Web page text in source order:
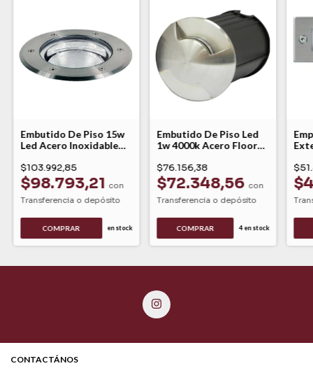
Embutido De Piso 15w
Led Acero Inoxidable
$103.992,85
$98.793,21 con
Transferencia o depósito
COMPRAR en stock
Embutido De Piso Led
1w 4000k Acero Floor
$76.156,38
$72.348,56 con
Transferencia o depósito
COMPRAR 4en stock
CONTACTÁNOS